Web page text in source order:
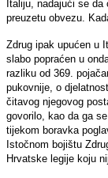
Italiju, nadajući se da
preuzetu obvezu.
Zdrug ipak upućen u
slabo popraćen u
razliku od 369.
pukovnije, o
čitavog njegovog
govorilo, kao da ga
tijekom boravka
Istočnom bojištu
Hrvatske legije koju